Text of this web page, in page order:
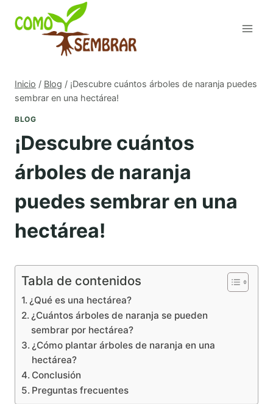
Inicio / Blog / ¡Descubre cuántos árboles de naranja puedes
sembrar en una hectárea!
BLOG
¡Descubre cuántos
árboles de naranja
puedes sembrar en una
hectárea!
Tabla de contenidos
¿Qué es una hectárea?
¿Cuántos árboles de naranja se pueden
sembrar por hectárea?
¿Cómo plantar árboles de naranja en una
hectárea?
Conclusión
Preguntas frecuentes